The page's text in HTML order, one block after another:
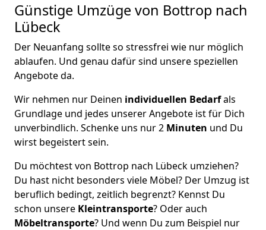
Günstige Umzüge von Bottrop nach
Lübeck
Der Neuanfang sollte so stressfrei wie nur möglich
ablaufen. Und genau dafür sind unsere speziellen
Angebote da.
Wir nehmen nur Deinen individuellen Bedarfals
Grundlage und jedes unserer Angebote ist für Dich
unverbindlich. Schenke uns nur 2 Minuten und Du
wirst begeistert sein.
Du möchtest von Bottrop nach Lübeck umziehen?
Du hast nicht besonders viele Möbel? Der Umzug ist
beruflich bedingt, zeitlich begrenzt? Kennst Du
schon unsere Kleintransporte? Oder auch
Möbeltransporte? Und wenn Du zum Beispiel nur